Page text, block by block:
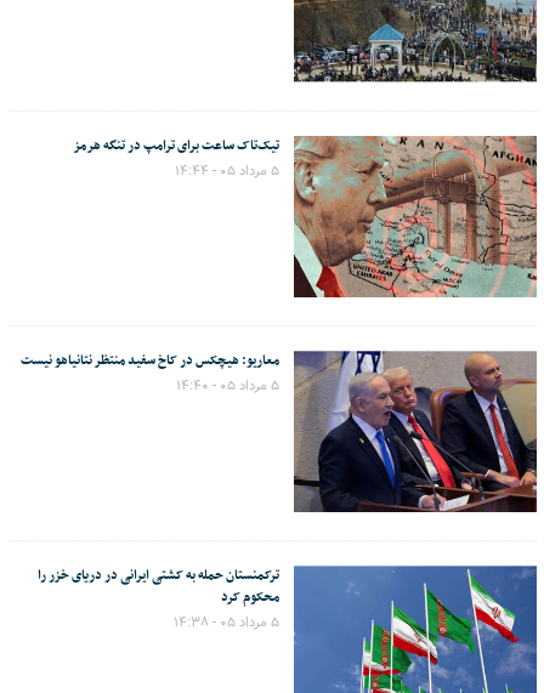
تیک‌تاک ساعت برای ترامپ در تنگه هرمز
۵ مرداد ۰۵ - ۱۴:۴۴
معاریو: هیچکس در کاخ سفید منتظر نتانیاهو نیست
۵ مرداد ۰۵ - ۱۴:۴۰
ترکمنستان حمله به کشتی ایرانی در دریای خزر را
محکوم کرد
۵ مرداد ۰۵ - ۱۴:۳۸